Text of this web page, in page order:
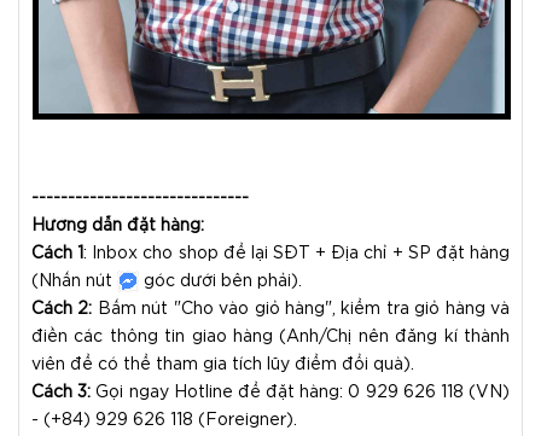
------------------------------
Hướng dẫn đặt hàng:
Cách 1: Inbox cho shop để lại SĐT + Địa chỉ + SP đặt hàng
(Nhấn nút
góc dưới bên phải).
Cách 2: Bấm nút "Cho vào giỏ hàng", kiểm tra giỏ hàng và
điền các thông tin giao hàng (Anh/Chị nên đăng kí thành
viên để có thể tham gia tích lũy điểm đổi quà).
Cách 3: Gọi ngay Hotline để đặt hàng: 0 929 626 118 (VN)
- (+84) 929 626 118 (Foreigner).